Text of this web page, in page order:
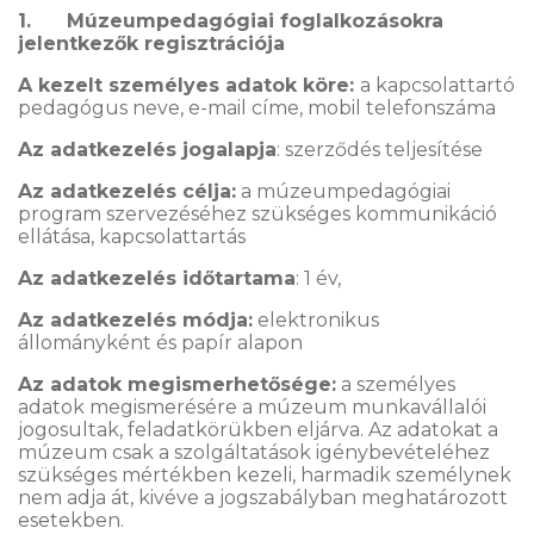
1. Múzeumpedagógiai foglalkozásokra
jelentkezők regisztrációja
A kezelt személyes adatok köre: a kapcsolattartó
pedagógus neve, e-mail címe, mobil telefonszáma
Az adatkezelés jogalapja: szerződés teljesítése
Az adatkezelés célja: a múzeumpedagógiai
program szervezéséhez szükséges kommunikáció
ellátása, kapcsolattartás
Az adatkezelés időtartama: 1 év,
Az adatkezelés módja: elektronikus
állományként és papír alapon
Az adatok megismerhetősége: a személyes
adatok megismerésére a múzeum munkavállalói
jogosultak, feladatkörükben eljárva. Az adatokat a
múzeum csak a szolgáltatások igénybevételéhez
szükséges mértékben kezeli, harmadik személynek
nem adja át, kivéve a jogszabályban meghatározott
esetekben.